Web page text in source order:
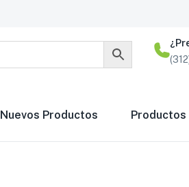
Nuevos Productos Productos